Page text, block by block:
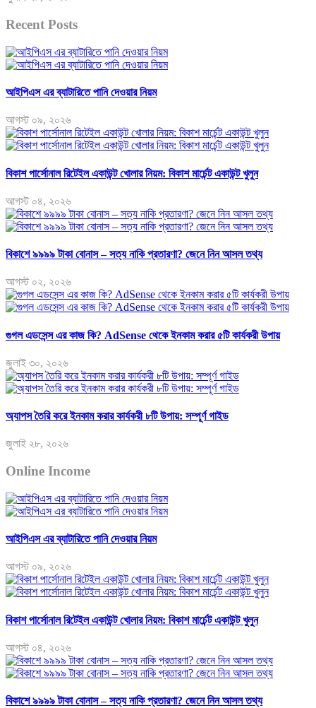
Recent Posts
আইপিএস এর ব্যাটারিতে পানি দেওয়ার নিয়ম
আগস্ট ০৯, ২০২৬
বিকাশ পার্সোনাল রিটেইল একাউন্ট খোলার নিয়ম: বিকাশ মার্চেন্ট একাউন্ট খুলুন
আগস্ট ০৪, ২০২৬
বিকাশে ৯৯৯৯ টাকা বোনাস – সত্য নাকি প্রতারণা? জেনে নিন আসল তথ্য
আগস্ট ০২, ২০২৬
গুগল এডসেন্স এর কাজ কি? AdSense থেকে ইনকাম করার ৫টি কার্যকরী উপায়
জুলাই ৩০, ২০২৬
অ্যাপস তৈরি করে ইনকাম করার কার্যকরী ৮টি উপায়: সম্পূর্ণ গাইড
জুলাই ২৮, ২০২৬
Online Income
আইপিএস এর ব্যাটারিতে পানি দেওয়ার নিয়ম
আগস্ট ০৯, ২০২৬
বিকাশ পার্সোনাল রিটেইল একাউন্ট খোলার নিয়ম: বিকাশ মার্চেন্ট একাউন্ট খুলুন
আগস্ট ০৪, ২০২৬
বিকাশে ৯৯৯৯ টাকা বোনাস – সত্য নাকি প্রতারণা? জেনে নিন আসল তথ্য